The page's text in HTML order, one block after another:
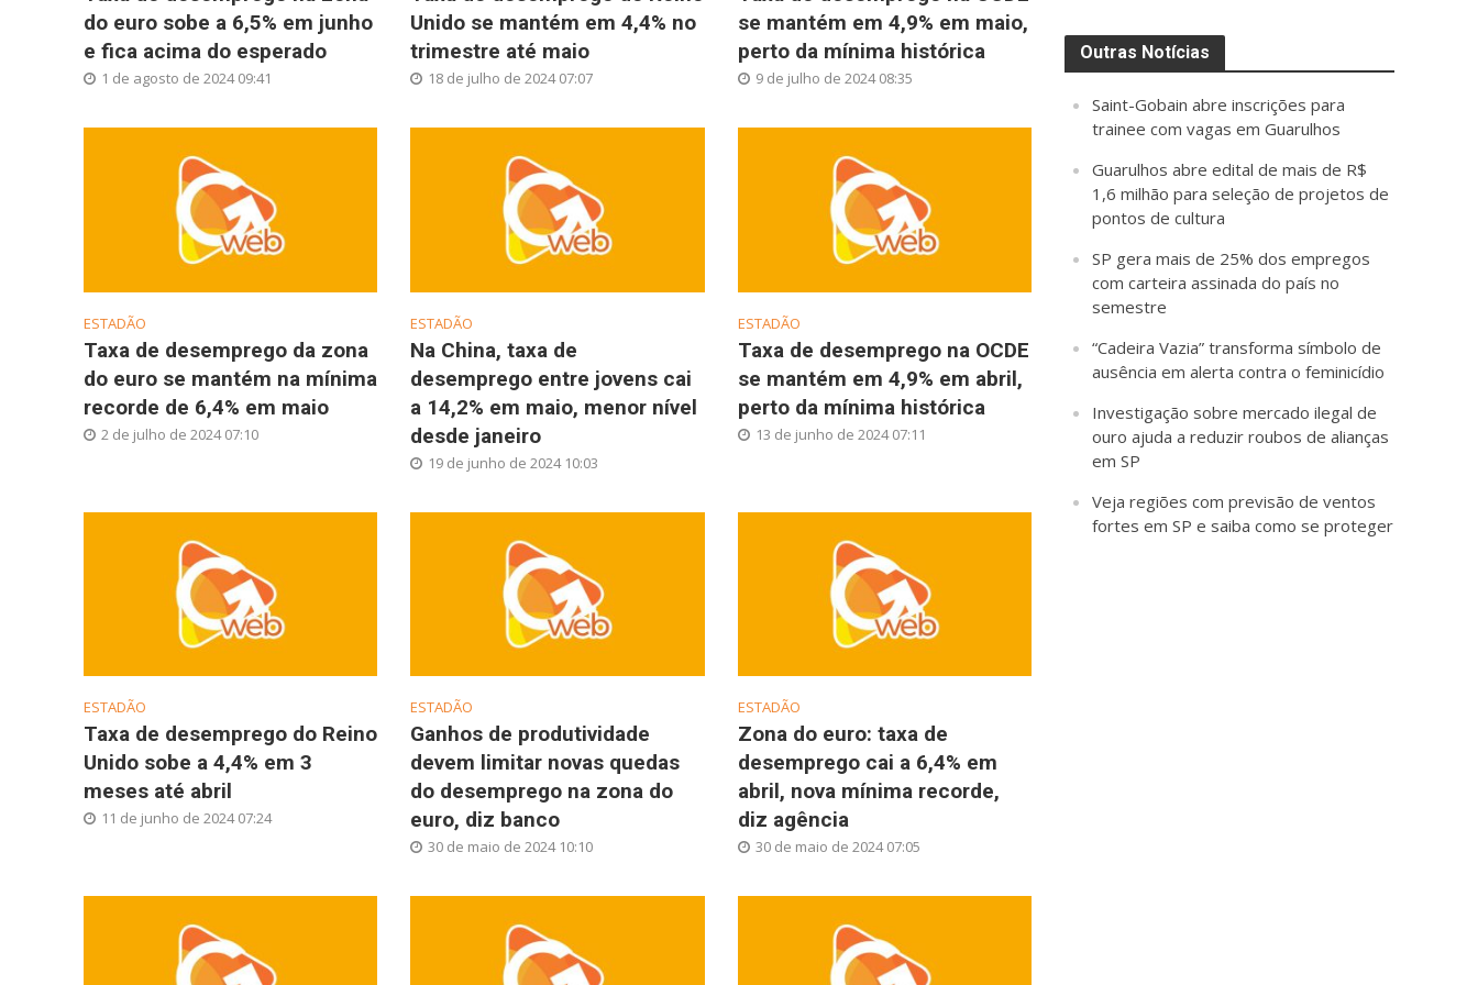
do euro sobe a 6,5% em junho
e fica acima do esperado
1 de agosto de 2024 09:41
Unido se mantém em 4,4% no
trimestre até maio
18 de julho de 2024 07:07
se mantém em 4,9% em maio,
perto da mínima histórica
9 de julho de 2024 08:35
ESTADÃO
Taxa de desemprego da zona
do euro se mantém na mínima
recorde de 6,4% em maio
2 de julho de 2024 07:10
ESTADÃO
Na China, taxa de
desemprego entre jovens cai
a 14,2% em maio, menor nível
desde janeiro
19 de junho de 2024 10:03
ESTADÃO
Taxa de desemprego na OCDE
se mantém em 4,9% em abril,
perto da mínima histórica
13 de junho de 2024 07:11
ESTADÃO
Taxa de desemprego do Reino
Unido sobe a 4,4% em 3
meses até abril
11 de junho de 2024 07:24
ESTADÃO
Ganhos de produtividade
devem limitar novas quedas
do desemprego na zona do
euro, diz banco
30 de maio de 2024 10:10
ESTADÃO
Zona do euro: taxa de
desemprego cai a 6,4% em
abril, nova mínima recorde,
diz agência
30 de maio de 2024 07:05
Outras Notícias
Saint-Gobain abre inscrições para
trainee com vagas em Guarulhos
Guarulhos abre edital de mais de R$
1,6 milhão para seleção de projetos de
pontos de cultura
SP gera mais de 25% dos empregos
com carteira assinada do país no
semestre
“Cadeira Vazia” transforma símbolo de
ausência em alerta contra o feminicídio
Investigação sobre mercado ilegal de
ouro ajuda a reduzir roubos de alianças
em SP
Veja regiões com previsão de ventos
fortes em SP e saiba como se proteger